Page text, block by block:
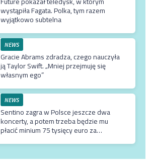
wystąpiła Fagata. Polka, tym razem
wyjątkowo subtelna
NEWS
Gracie Abrams zdradza, czego nauczyła
ją Taylor Swift. „Mniej przejmuję się
własnym ego”
NEWS
Sentino zagra w Polsce jeszcze dwa
koncerty, a potem trzeba będzie mu
płacić minium 75 tysięcy euro za